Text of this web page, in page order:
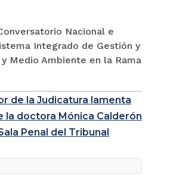
Nacional e
Integrado de Gestión y
Medio Ambiente en la Rama
de la Judicatura lamenta
la doctora Mónica Calderón
Penal del Tribunal